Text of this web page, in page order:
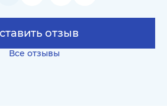
Все отзывы
отзыв